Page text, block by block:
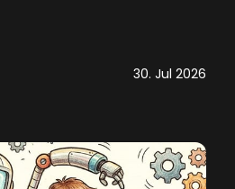
30. Jul 2026